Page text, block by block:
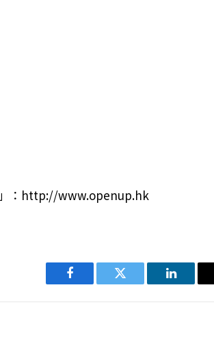
」：http://www.openup.hk
Facebook Twitter